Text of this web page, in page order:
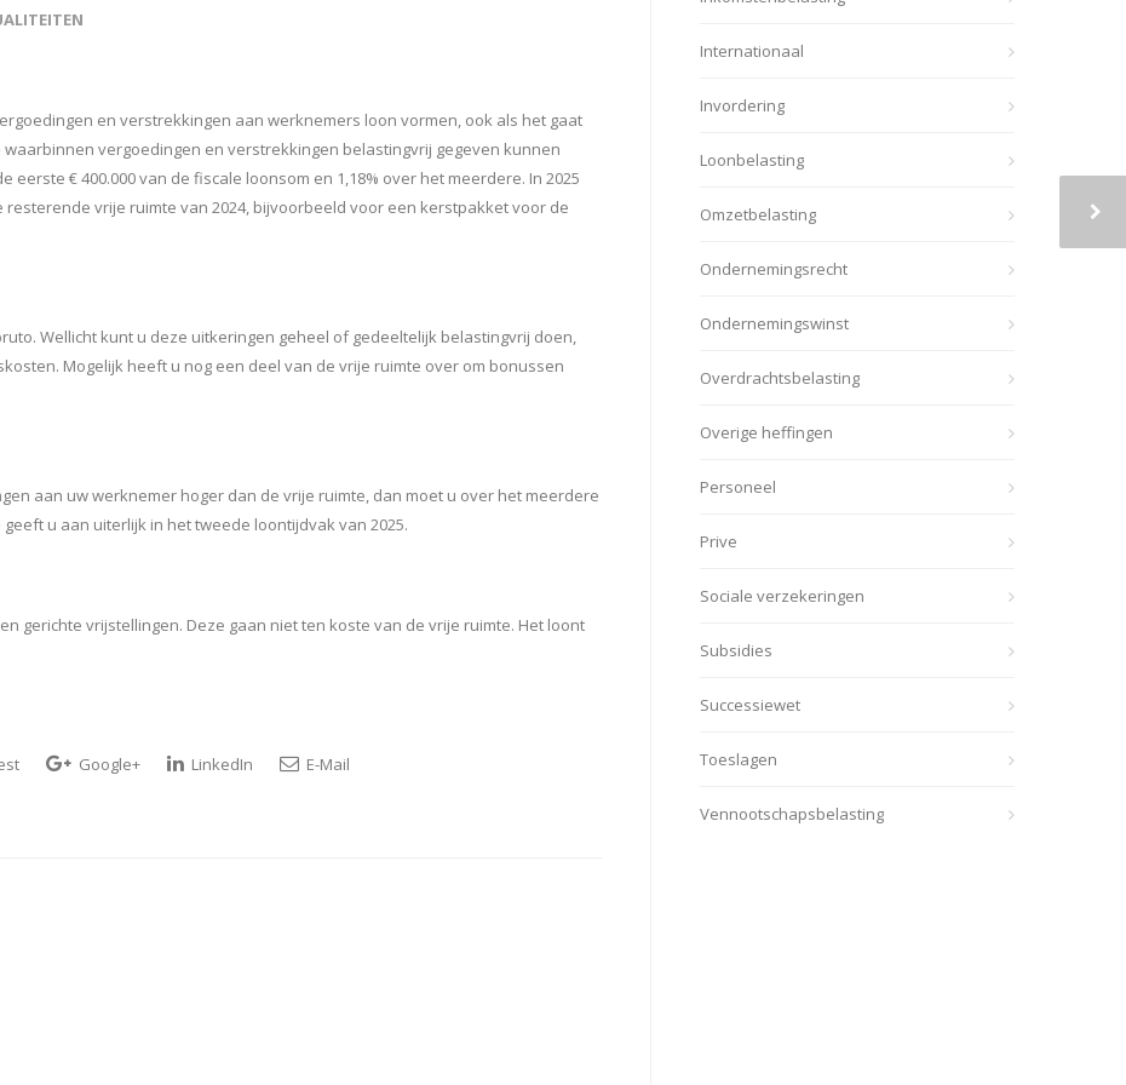
en verstrekkingen aan werknemers loon vormen, ook als het gaat
waarbinnen vergoedingen en verstrekkingen belastingvrij gegeven kunnen
eerste € 400.000 van de fiscale loonsom en 1,18% over het meerdere. In 2025
vrije ruimte van 2024, bijvoorbeeld voor een kerstpakket voor de
Wellicht kunt u deze uitkeringen geheel of gedeeltelijk belastingvrij doen,
Mogelijk heeft u nog een deel van de vrije ruimte over om bonussen
aan uw werknemer hoger dan de vrije ruimte, dan moet u over het meerdere
u aan uiterlijk in het tweede loontijdvak van 2025.
gerichte vrijstellingen. Deze gaan niet ten koste van de vrije ruimte. Het loont
Google+ LinkedIn E-Mail
Internationaal
Invordering
Loonbelasting
Omzetbelasting
Ondernemingsrecht
Ondernemingswinst
Overdrachtsbelasting
Overige heffingen
Personeel
Prive
Sociale verzekeringen
Subsidies
Successiewet
Toeslagen
Vennootschapsbelasting